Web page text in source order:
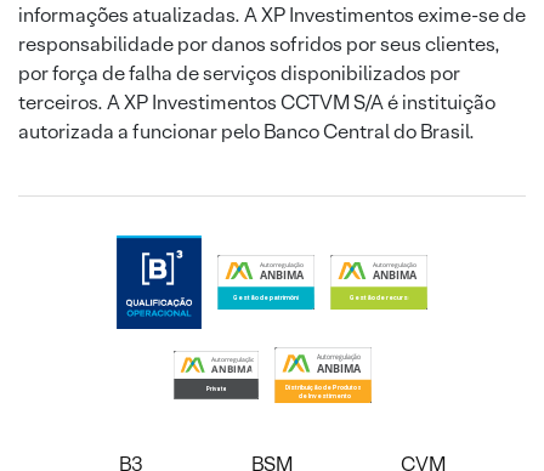
informações atualizadas. A XP Investimentos exime-se de
responsabilidade por danos sofridos por seus clientes,
por força de falha de serviços disponibilizados por
terceiros. A XP Investimentos CCTVM S/A é instituição
autorizada a funcionar pelo Banco Central do Brasil.
B3 BSM CVM